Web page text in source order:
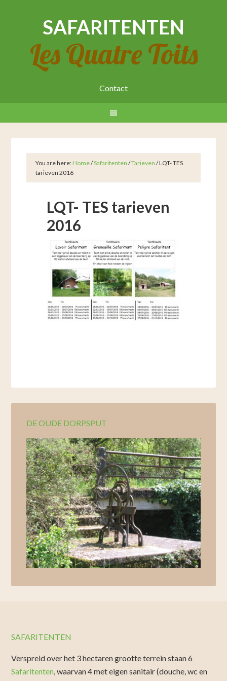
SAFARITENTEN
Les Quatre Toits
Contact
You are here: Home/Safaritenten /Tarieven /LQT- TES
tarieven 2016
LQT- TES tarieven
2016
DE OUDE DORPSPUT
SAFARITENTEN
Verspreid over het 3 hectaren grootte terrein staan 6
Safaritenten, waarvan 4 met eigen sanitair (douche, wc en